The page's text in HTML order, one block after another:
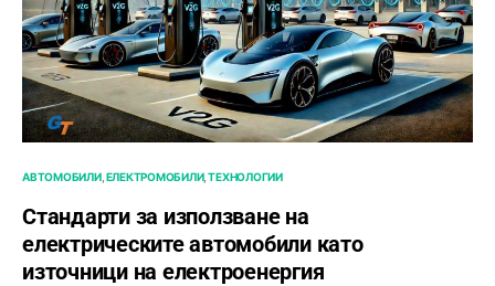
АВТОМОБИЛИ ЕЛЕКТРОМОБИЛИ ТЕХНОЛОГИИ
Стандарти за използване на
електрическите автомобили като
източници на електроенергия